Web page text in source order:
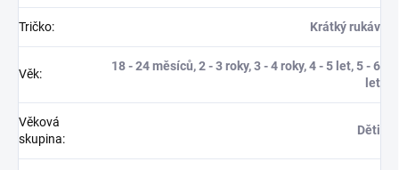
Tričko: Krátký rukáv
Věk:
18 - 24 měsíců, 2 - 3 roky, 3 - 4 roky, 4 - 5 let, 5 - 6
let
Věková
skupina:
Děti